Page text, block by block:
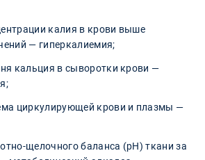
калия в крови выше
— гиперкалиемия;
кальция в сыворотки крови —
циркулирующей крови и плазмы —
щелочного баланса (pH) ткани за